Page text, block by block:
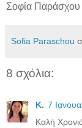
Σοφία Παράσχου
Sofia Paraschou
8 σχόλια:
Κ. 7
Καλή